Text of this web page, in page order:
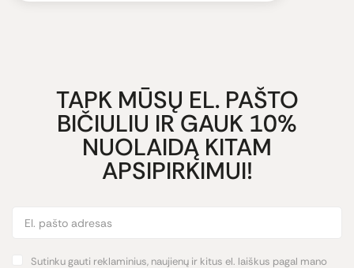
TAPK MŪSŲ EL. PAŠTO
BIČIULIU IR GAUK 10%
NUOLAIDĄ KITAM
APSIPIRKIMUI!
Sutinku gauti reklaminius, naujienų ir kitus el. laiškus pagal mano